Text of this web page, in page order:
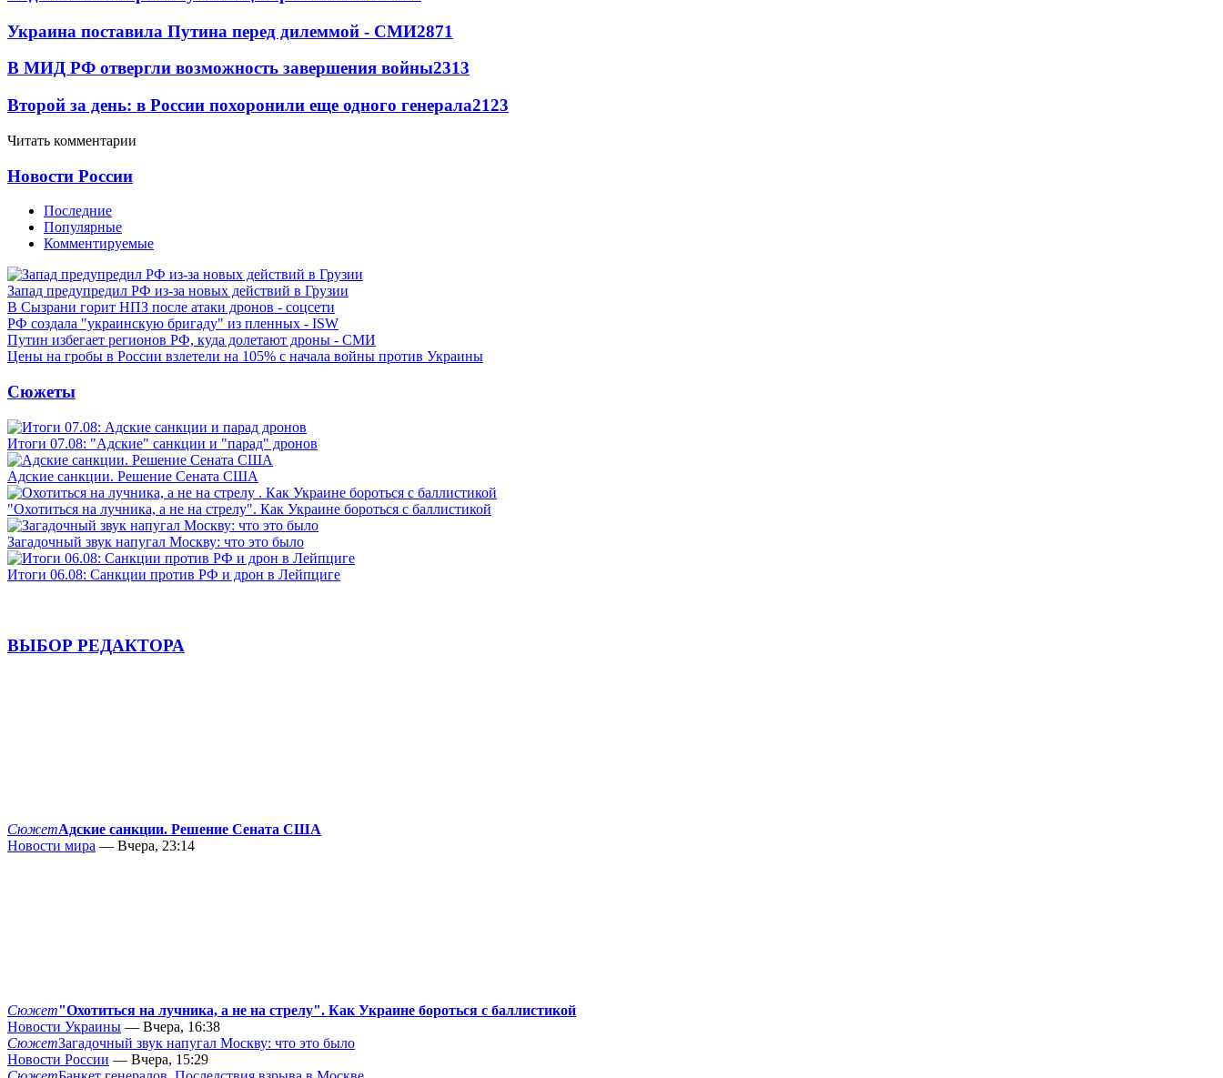
Украина поставила Путина перед дилеммой - СМИ2871
В МИД РФ отвергли возможность завершения войны2313
Второй за день: в России похоронили еще одного генерала2123
Читать комментарии
Новости России
Последние
Популярные
Комментируемые
Запад предупредил РФ из-за новых действий в Грузии
В Сызрани горит НПЗ после атаки дронов - соцсети
РФ создала "украинскую бригаду" из пленных - ISW
Путин избегает регионов РФ, куда долетают дроны - СМИ
Цены на гробы в России взлетели на 105% с начала войны против Украины
Сюжеты
Итоги 07.08: "Адские" санкции и "парад" дронов
Адские санкции. Решение Сената США
"Охотиться на лучника, а не на стрелу". Как Украине бороться с баллистикой
Загадочный звук напугал Москву: что это было
Итоги 06.08: Санкции против РФ и дрон в Лейпциге
ВЫБОР РЕДАКТОРА
СюжетАдские санкции. Решение Сената США
Новости мира — Вчера, 23:14
Сюжет"Охотиться на лучника, а не на стрелу". Как Украине бороться с баллистикой
Новости Украины — Вчера, 16:38
СюжетЗагадочный звук напугал Москву: что это было
Новости России — Вчера, 15:29